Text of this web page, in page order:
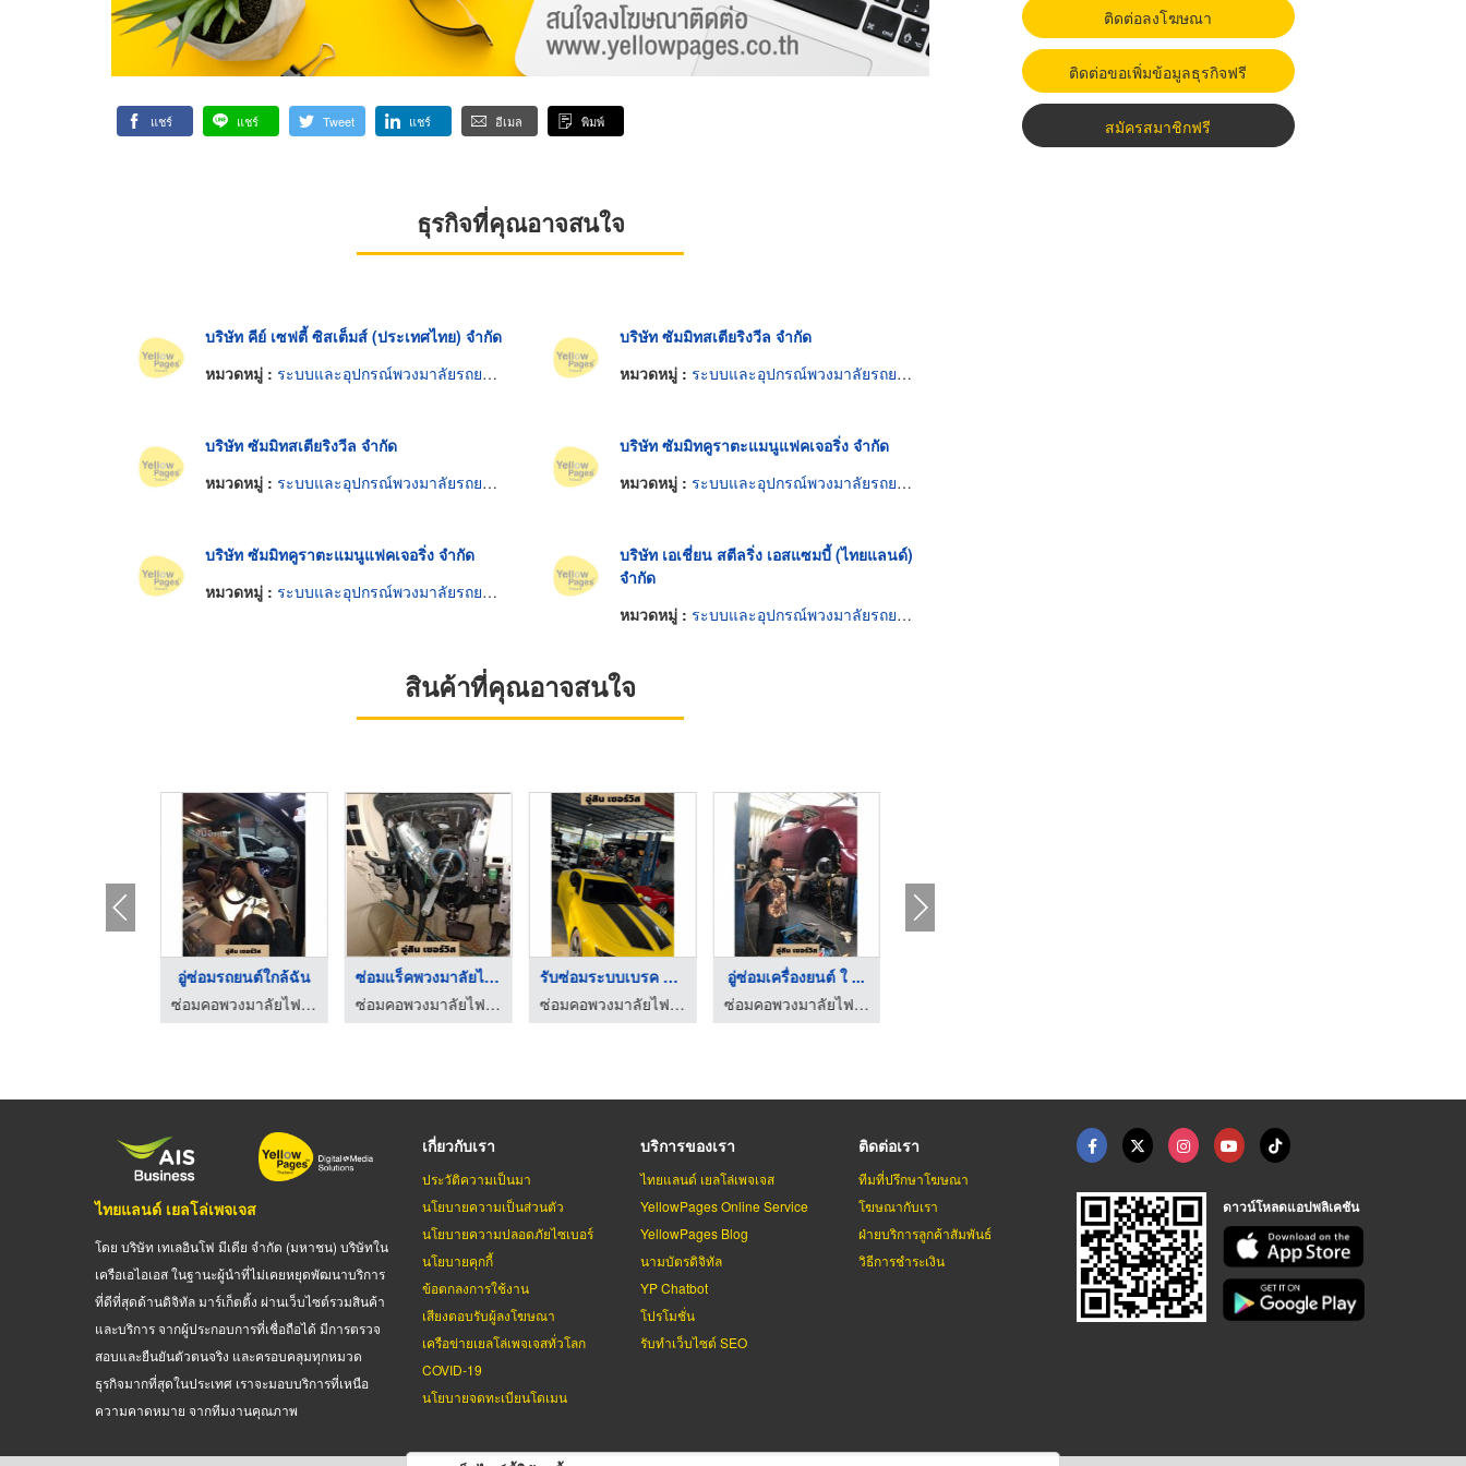
แชร์ แชร์ Tweet แชร์ อีเมล พิมพ์
ธุรกิจที่คุณอาจสนใจ
บริษัท คีย์ เซฟตี้ ซิสเต็มส์ (ประเทศไทย) จำกัด
หมวดหมู่ : ระบบและอุปกรณ์พวงมาลัยรถยนต์
บริษัท ซัมมิทสเตียริงวีล จำกัด
หมวดหมู่ : ระบบและอุปกรณ์พวงมาลัยรถยนต์
บริษัท ซัมมิทสเตียริงวีล จำกัด
หมวดหมู่ : ระบบและอุปกรณ์พวงมาลัยรถยนต์
บริษัท ซัมมิทคูราตะแมนูแฟคเจอริ่ง จำกัด
หมวดหมู่ : ระบบและอุปกรณ์พวงมาลัยรถยนต์
บริษัท ซัมมิทคูราตะแมนูแฟคเจอริ่ง จำกัด
หมวดหมู่ : ระบบและอุปกรณ์พวงมาลัยรถยนต์
บริษัท เอเชี่ยน สตีลริ่ง เอสแซมบี้ (ไทยแลนด์)
จำกัด
หมวดหมู่ : ระบบและอุปกรณ์พวงมาลัยรถยนต์
สินค้าที่คุณอาจสนใจ
อู่ซ่อมรถยนต์ใกล้ฉัน
ซ่อมคอพวงมาลัยไฟฟ้า - อู่สิน เซอร์วิส
ซ่อมแร็คพวงมาลัยไฟฟ้ ...
ซ่อมคอพวงมาลัยไฟฟ้า - อู่สิน เซอร์วิส
รับซ่อมระบบเบรค ABS
ซ่อมคอพวงมาลัยไฟฟ้า - อู่สิน เซอร์วิส
อู่ซ่อมเครื่องยนต์ ใ ...
ซ่อมคอพวงมาลัยไฟฟ้า - อู่สิน เซอร์วิส
ติดต่อลงโฆษณา
ติดต่อขอเพิ่มข้อมูลธุรกิจฟรี
สมัครสมาชิกฟรี
ไทยแลนด์ เยลโล่เพจเจส
โดย บริษัท เทเลอินโฟ มีเดีย จำกัด (มหาชน) บริษัทใน
เครือเอไอเอส ในฐานะผู้นำที่ไม่เคยหยุดพัฒนาบริการ
ที่ดีที่สุดด้านดิจิทัล มาร์เก็ตติ้ง ผ่านเว็บไซต์รวมสินค้า
และบริการ จากผู้ประกอบการที่เชื่อถือได้ มีการตรวจ
สอบและยืนยันตัวตนจริง และครอบคลุมทุกหมวด
ธุรกิจมากที่สุดในประเทศ เราจะมอบบริการที่เหนือ
ความคาดหมาย จากทีมงานคุณภาพ
เกี่ยวกับเรา
ประวัติความเป็นมา
นโยบายความเป็นส่วนตัว
นโยบายความปลอดภัยไซเบอร์
นโยบายคุกกี้
ข้อตกลงการใช้งาน
เสียงตอบรับผู้ลงโฆษณา
เครือข่ายเยลโล่เพจเจสทั่วโลก
COVID-19
นโยบายจดทะเบียนโดเมน
บริการของเรา
ไทยแลนด์ เยลโล่เพจเจส
YellowPages Online Service
YellowPages Blog
นามบัตรดิจิทัล
YP Chatbot
โปรโมชั่น
รับทำเว็บไซต์ SEO
ติดต่อเรา
ทีมที่ปรึกษาโฆษณา
โฆษณากับเรา
ฝ่ายบริการลูกค้าสัมพันธ์
วิธีการชำระเงิน
ดาวน์โหลดแอปพลิเคชัน